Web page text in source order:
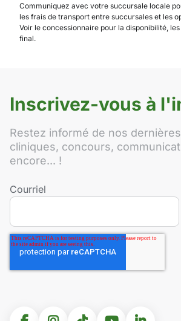
Communiquez avec votre succursale locale
les frais de transport entre succursales et les
Voir le concessionnaire pour la disponibilité,
final.
Inscrivez-vous à
Restez informé de nos
cliniques, concours,
encore... !
Courriel